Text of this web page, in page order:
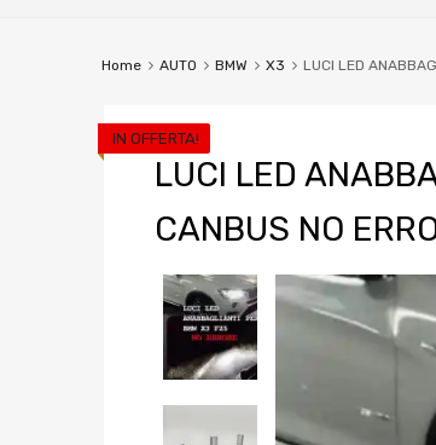
Home AUTO BMW X3 LUCI LED
LUCI LED
CANBUS NO
IN OFFERTA!